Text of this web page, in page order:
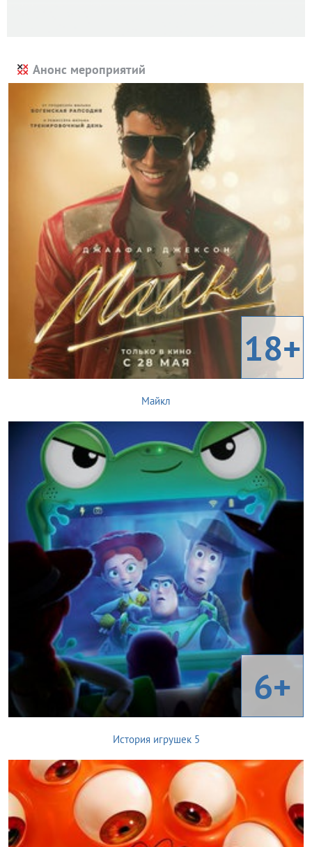
Анонс мероприятий
18+
Майкл
6+
История игрушек 5